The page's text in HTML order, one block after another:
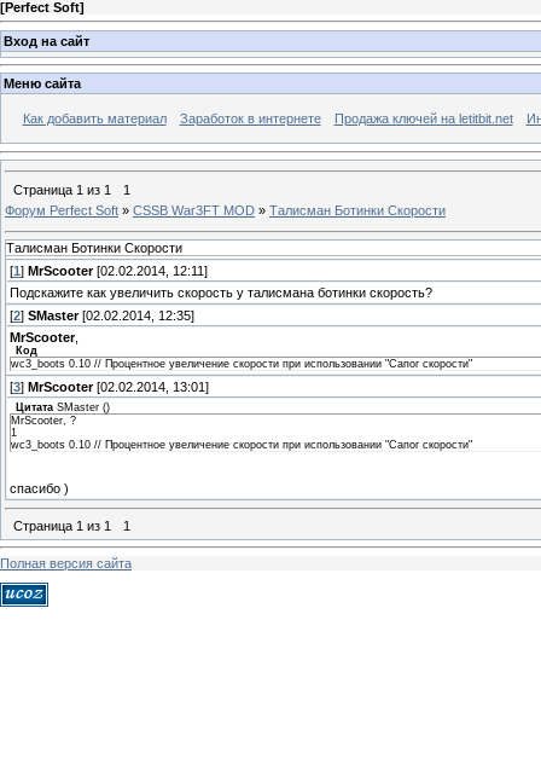
[Perfect Soft]
Вход на сайт
Меню сайта
Как добавить материал Заработок в интернете Продажа ключей на letitbit.net
Страница 1 из 1
1
Форум Perfect Soft » CSSB War3FT MOD » Талисман Ботинки Скорости
Талисман Ботинки Скорости
[1 ] MrScooter[02.02.2014, 12:11]
Подскажите как увеличить скорость у талисмана ботинки скорость?
[2] SMaster[02.02.2014, 12:35]
MrScooter,
Код
wc3_boots 0.10 // Процентное увеличение скорости при использовании "Сапог скорости"
[3] MrScooter[02.02.2014, 13:01]
Цитата SMaster ()
MrScooter, ?
1
wc3_boots 0.10 // Процентное увеличение скорости при использовании "Сапог скорости"
спасибо )
Страница 1 из 1 1
Полная версия сайта